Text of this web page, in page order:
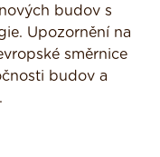
budov s
Upozornění na
směrnice
budov a